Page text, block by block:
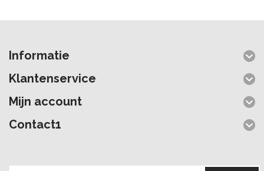
Informatie
Klantenservice
Mijn account
Contact1